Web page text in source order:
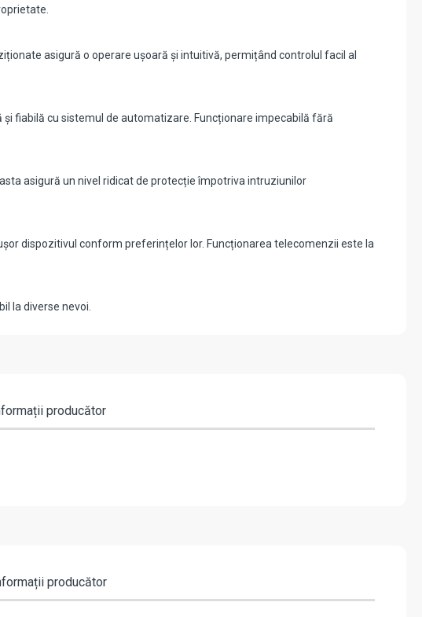
asigură o operare ușoară și intuitivă, permițând controlul facil al
fiabilă cu sistemul de automatizare. Funcționare impecabilă fără
asigură un nivel ridicat de protecție împotriva intruziunilor
dispozitivul conform preferințelor lor. Funcționarea telecomenzii este la
la diverse nevoi.
producător
producător